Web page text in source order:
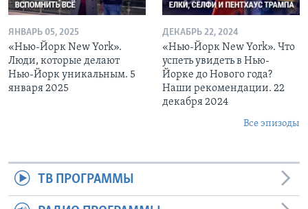
ЯНВАРЬ 05, 2025
«Нью-Йорк New York».
Люди, которые делают
Нью-Йорк уникальным. 5
января 2025
ДЕКАБРЬ 22, 2024
«Нью-Йорк New York». Что
успеть увидеть в Нью-
Йорке до Нового года?
Наши рекомендации. 22
декабря 2024
Все эпизоды
ТВ ПРОГРАММЫ